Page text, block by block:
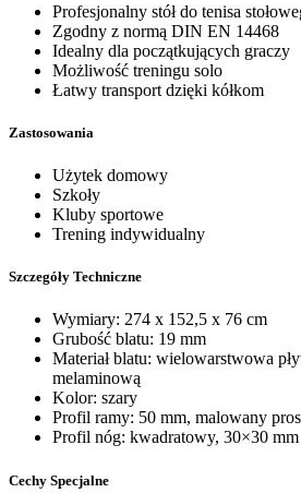
Profesjonalny stół do tenisa
Zgodny z normą DIN EN 14468
Idealny dla początkujących graczy
Możliwość treningu solo
Łatwy transport dzięki kółkom
Zastosowania
Użytek domowy
Szkoły
Kluby sportowe
Trening indywidualny
Szczegóły Techniczne
Wymiary: 274 x 152,5 x 76 cm
Grubość blatu: 19 mm
Materiał blatu: wielowarstwowa
melaminową
Kolor: szary
Profil ramy: 50 mm, malowany
Profil nóg: kwadratowy, 30×30 mm
Cechy Specjalne